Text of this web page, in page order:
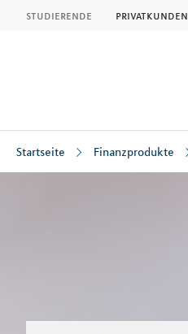
studierende privatkunden
Startseite Finanzprodukte